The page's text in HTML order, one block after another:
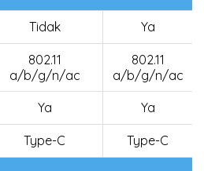
Tidak Ya
802.11
a/b/g/n/ac
802.11
a/b/g/n/ac
Ya Ya
Type-C Type-C